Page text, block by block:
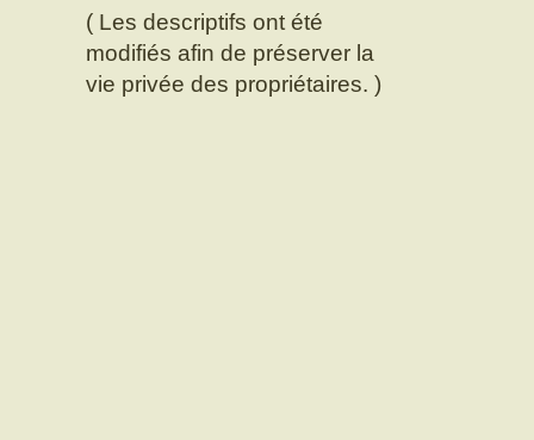
( Les descriptifs ont été
modifiés afin de préserver la
vie privée des propriétaires. )